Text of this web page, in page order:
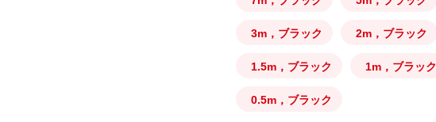
3m，ブラック 2m，ブラック
1.5m，ブラック 1m，ブラック
0.5m，ブラック